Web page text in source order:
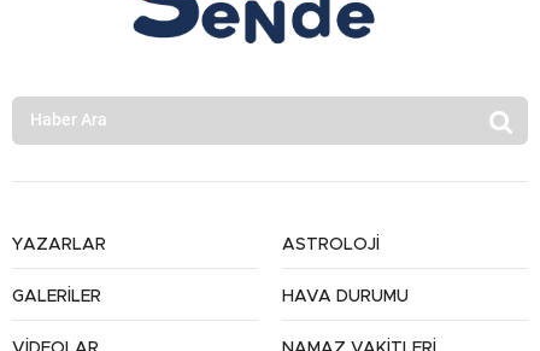
YAZARLAR
GALERİLER
ASTROLOJİ
HAVA DURUMU